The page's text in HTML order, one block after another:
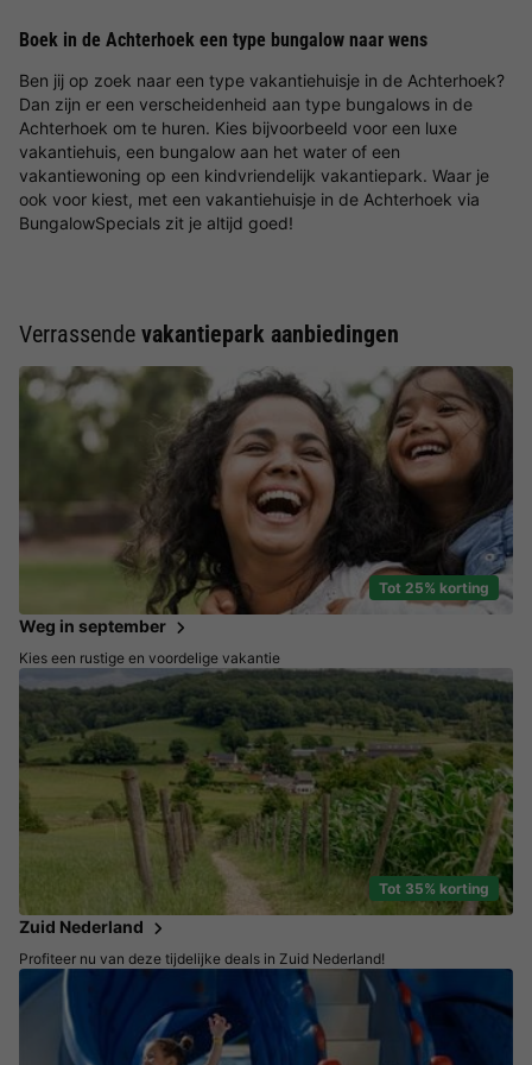
Boek in de Achterhoek een type bungalow naar wens
Ben jij op zoek naar een type vakantiehuisje in de Achterhoek?
Dan zijn er een verscheidenheid aan type bungalows in de
Achterhoek om te huren. Kies bijvoorbeeld voor een luxe
vakantiehuis, een bungalow aan het water of een
vakantiewoning op een kindvriendelijk vakantiepark. Waar je
ook voor kiest, met een vakantiehuisje in de Achterhoek via
BungalowSpecials zit je altijd goed!
Verrassende vakantiepark aanbiedingen
Tot 25% korting
Weg in september
Kies een rustige en voordelige vakantie
Tot 35% korting
Zuid Nederland
Profiteer nu van deze tijdelijke deals in Zuid Nederland!